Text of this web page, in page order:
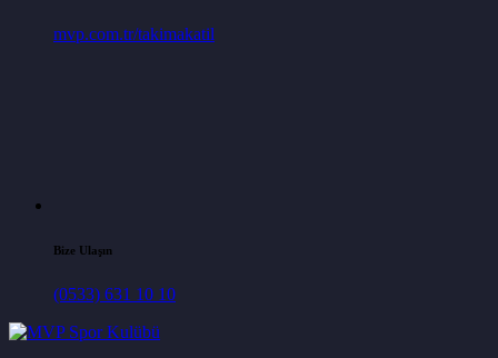
mvp.com.tr/takimakatil
Bize Ulaşın
(0533) 631 10 10